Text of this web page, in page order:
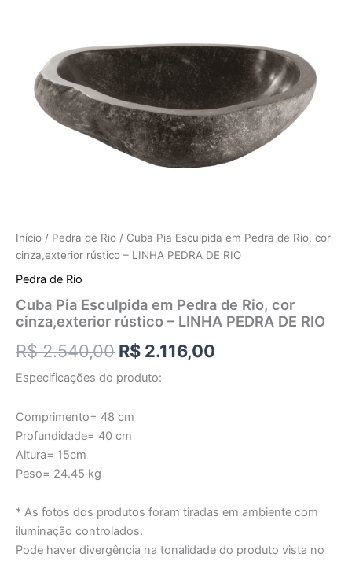
Início / Pedra de Rio / Cuba Pia Esculpida em Pedra de Rio, cor
cinza,exterior rústico – LINHA PEDRA DE RIO
Pedra de Rio
Cuba Pia Esculpida em Pedra de Rio, cor
cinza,exterior rústico – LINHA PEDRA DE RIO
R$2.540,00 R$ 2.116,00
Especificações do produto:
Comprimento= 48 cm
Profundidade= 40 cm
Altura= 15cm
Peso= 24.45 kg
* As fotos dos produtos foram tiradas em ambiente com
iluminação controlados.
Pode haver divergência na tonalidade do produto vista no